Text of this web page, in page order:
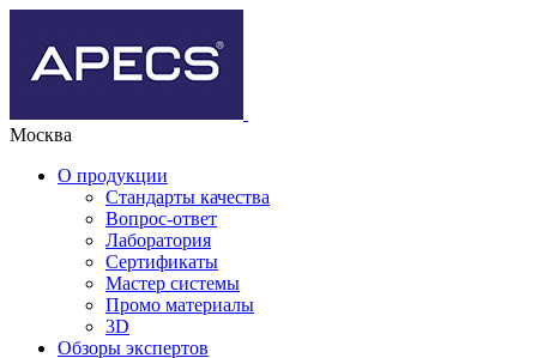
Москва
О продукции
Стандарты качества
Вопрос-ответ
Лаборатория
Сертификаты
Мастер системы
Промо материалы
3D
Обзоры экспертов